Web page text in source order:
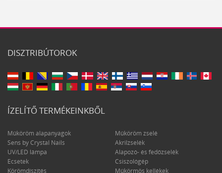
DISZTRIBÚTOROK
ÍZELÍTŐ TERMÉKEINKBŐL
Műköröm alapanyagok
Műköröm zselé
Sens by Crystal Nails
Akrilzselék
UV/LED lámpa
Alapozó- és fedőzselék
Ecsetek
Csiszológép
Körömdíszítés
Műkörmös kellékek